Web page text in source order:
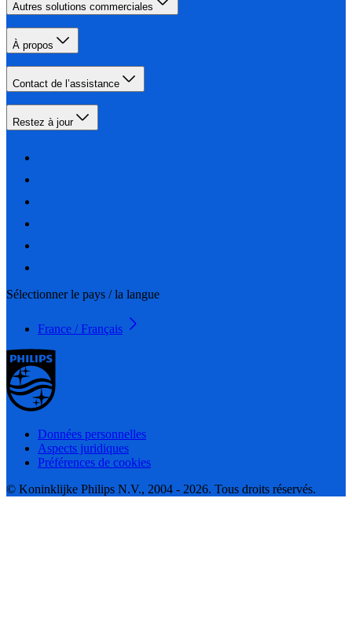
Autres solutions commerciales
À propos
Contact de l’assistance
Restez à jour
Sélectionner le pays / la langue
France / Français
Données personnelles
Aspects juridiques
Préférences de cookies
© Koninklijke Philips N.V., 2004 - 2026. Tous droits réservés.